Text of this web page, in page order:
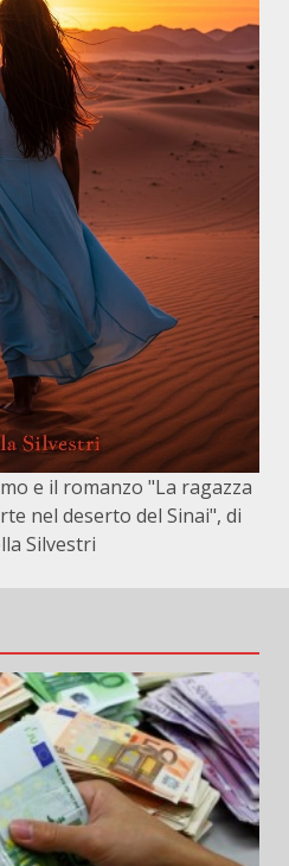
e il romanzo "La ragazza
nel deserto del Sinai", di
Silvestri